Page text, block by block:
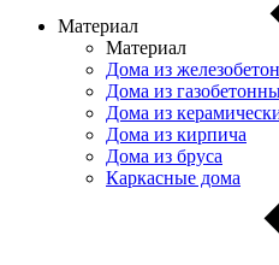
Материал
Материал
Дома из
Дома из
Дома из
Дома из кирпича
Дома из бруса
Каркасные дома